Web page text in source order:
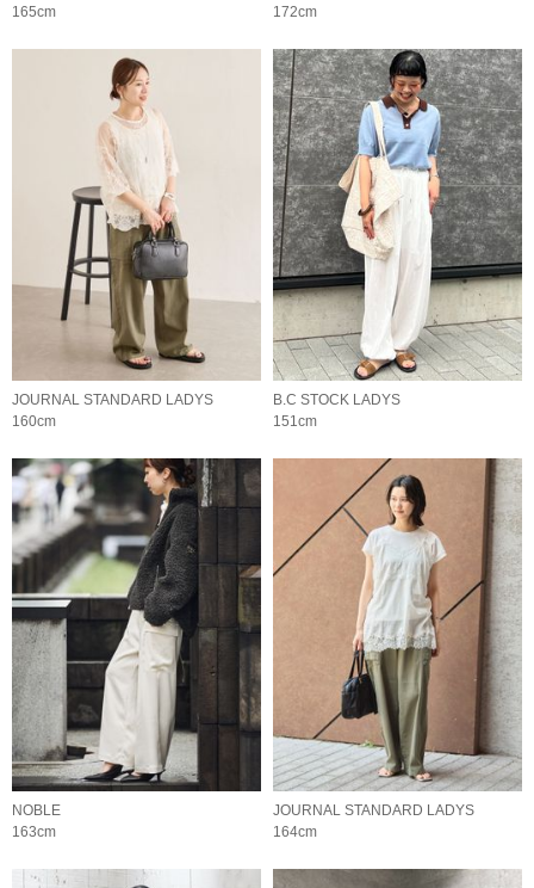
165cm
172cm
JOURNAL STANDARD LADYS
160cm
B.C STOCK LADYS
151cm
NOBLE
163cm
JOURNAL STANDARD LADYS
164cm